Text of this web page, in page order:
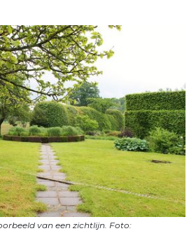
van een zichtlijn. Foto: